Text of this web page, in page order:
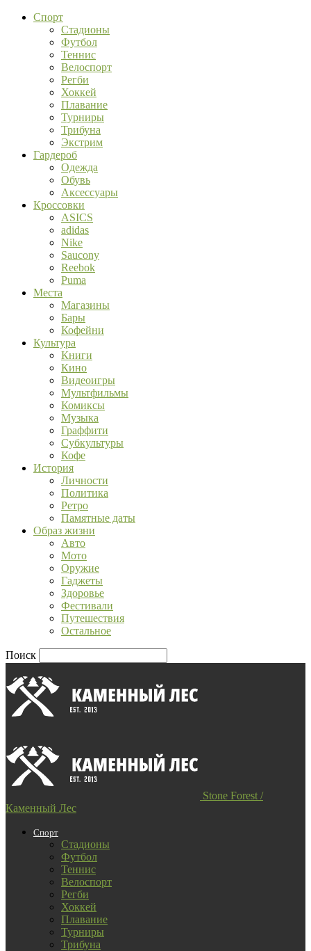
Спорт
Стадионы
Футбол
Теннис
Велоспорт
Регби
Хоккей
Плавание
Турниры
Трибуна
Экстрим
Гардероб
Одежда
Обувь
Аксессуары
Кроссовки
ASICS
adidas
Nike
Saucony
Reebok
Puma
Места
Магазины
Бары
Кофейни
Культура
Книги
Кино
Видеоигры
Мультфильмы
Комиксы
Музыка
Граффити
Субкультуры
Кофе
История
Личности
Политика
Ретро
Памятные даты
Образ жизни
Авто
Мото
Оружие
Гаджеты
Здоровье
Фестивали
Путешествия
Остальное
Поиск
Stone Forest /
Каменный Лес
Спорт
Стадионы
Футбол
Теннис
Велоспорт
Регби
Хоккей
Плавание
Турниры
Трибуна